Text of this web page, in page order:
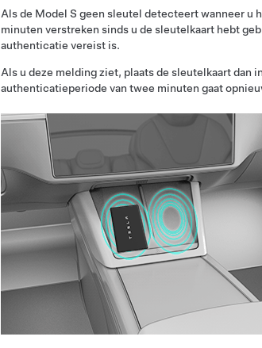
Als de Model S geen sleutel detecteert wanneer u
minuten verstreken sinds u de sleutelkaart hebt
authenticatie vereist is.
Als u deze melding ziet, plaats de sleutelkaart dan
authenticatieperiode van twee minuten gaat